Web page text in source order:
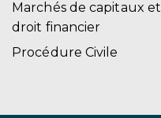
Marchés de capitaux et
droit financier
Procédure Civile